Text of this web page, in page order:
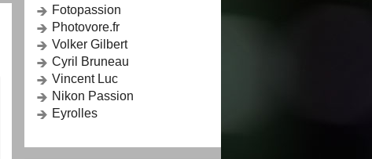
Fotopassion
Photovore.fr
Volker Gilbert
Cyril Bruneau
Vincent Luc
Nikon Passion
Eyrolles